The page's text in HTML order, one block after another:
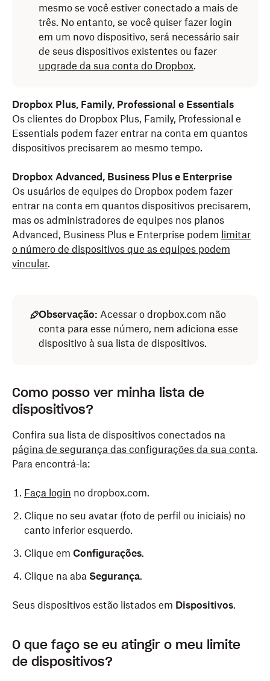
mesmo se você estiver conectado a mais de
três. No entanto, se você quiser fazer login
em um novo dispositivo, será necessário sair
de seus dispositivos existentes ou fazer
upgrade da sua conta do Dropbox.
Dropbox Plus, Family, Professional e Essentials
Os clientes do Dropbox Plus, Family, Professional e
Essentials podem fazer entrar na conta em quantos
dispositivos precisarem ao mesmo tempo.
Dropbox Advanced, Business Plus e Enterprise
Os usuários de equipes do Dropbox podem fazer
entrar na conta em quantos dispositivos precisarem,
mas os administradores de equipes nos planos
Advanced, Business Plus e Enterprise podem limitar
o número de dispositivos que as equipes podem
vincular.
Observação: Acessar o dropbox.com não
conta para esse número, nem adiciona esse
dispositivo à sua lista de dispositivos.
Como posso ver minha lista de
dispositivos?
Confira sua lista de dispositivos conectados na
página de segurança das configurações da sua conta.
Para encontrá-la:
Faça login no dropbox.com.
Clique no seu avatar (foto de perfil ou iniciais) no
canto inferior esquerdo.
Clique em Configurações.
Clique na aba Segurança.
Seus dispositivos estão listados em Dispositivos.
O que faço se eu atingir o meu limite
de dispositivos?